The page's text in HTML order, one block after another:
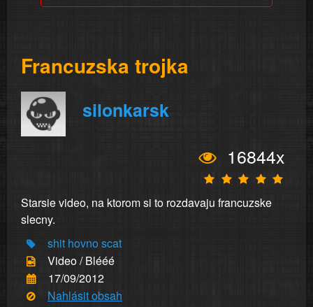
Francuzska trojka
silonkarsk
16844x
Starsie video, na ktorom si to rozdavaju francuzske
slecny.
shit hovno scat
Video / Blééé
17/09/2012
Nahlásit obsah